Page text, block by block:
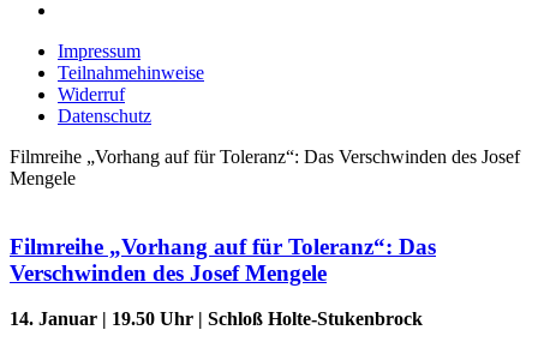
Impressum
Teilnahmehinweise
Widerruf
Datenschutz
Filmreihe „Vorhang auf für Toleranz“: Das Verschwinden des Josef
Mengele
Filmreihe „Vorhang auf für Toleranz“: Das
Verschwinden des Josef Mengele
14. Januar | 19.50 Uhr | Schloß Holte-Stukenbrock